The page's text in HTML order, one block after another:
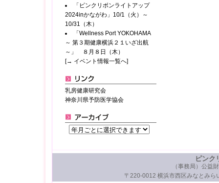
「ピンクリボンライトアップ
2024inかながわ」10/1（火）～
10/31（木）
「Wellness Port YOKOHAMA
～ 第３期健康横浜２１いざ出航
～」 ８月８日（木）
[→ イベント情報一覧へ]
乳房健康研究会
神奈川県予防医学協会
ピンク
（事務局）公益
〒220-0012 横浜市西区みなとみ